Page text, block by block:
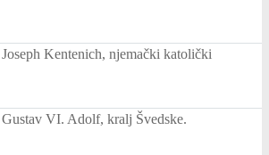
Kentenich, njemački katolički
VI. Adolf, kralj Švedske.